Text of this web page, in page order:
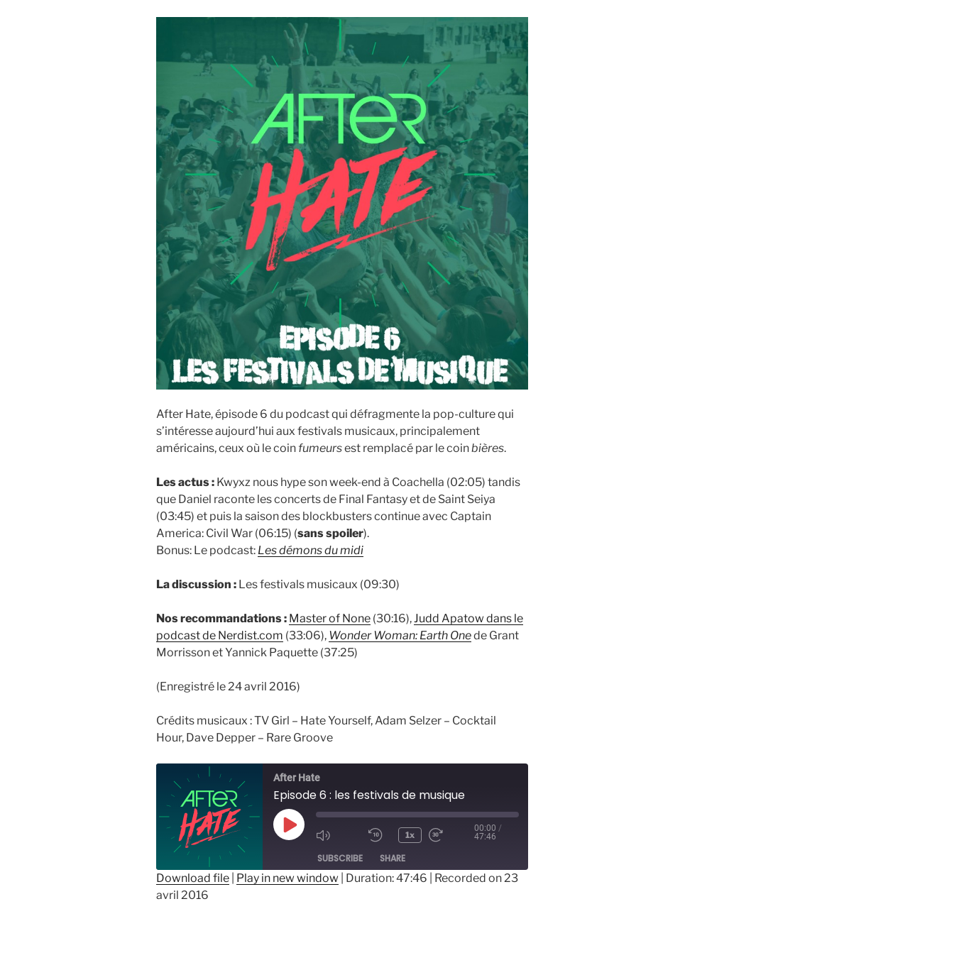
After Hate, épisode 6 du podcast qui défragmente la pop-culture qui
s’intéresse aujourd’hui aux festivals musicaux, principalement
américains, ceux où le coin fumeursest remplacé par le coinbières.
Les actus : Kwyxz nous hype son week-end à Coachella (02:05) tandis
que Daniel raconte les concerts de Final Fantasy et de Saint Seiya
(03:45) et puis la saison des blockbusters continue avec Captain
America: Civil War (06:15) (sans spoiler).
Bonus: Le podcast: Les démons du midi
La discussion : Les festivals musicaux (09:30)
Nos recommandations : Master of None (30:16), Judd Apatow dans le
podcast de Nerdist.com (33:06), Wonder Woman: Earth Onede Grant
Morrisson et Yannick Paquette (37:25)
(Enregistré le 24 avril 2016)
Crédits musicaux : TV Girl – Hate Yourself, Adam Selzer – Cocktail
Hour, Dave Depper – Rare Groove
After Hate
Episode 6 : les festivals de musique
Play
1x
00:00 /
47:46
SUBSCRIBE SHARE
SHARE
Download file Play in new window Duration: 47:46
Recorded on 23
avril 2016